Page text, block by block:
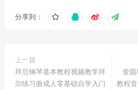
分享到：
上一篇
拜厄钢琴基本教程视频教学拜
尔练习曲成人零基础自学入门
壹圆
教程